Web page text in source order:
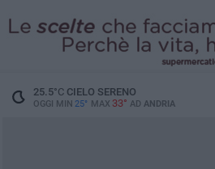
25.5°CCIELO SERENO
OGGI MIN 25° MAX 33° AD ANDRIA